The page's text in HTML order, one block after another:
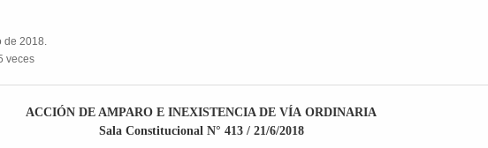
de 2018.
veces
ACCIÓN DE AMPARO E INEXISTENCIA DE VÍA ORDINARIA
Sala Constitucional N° 413 / 21/6/2018